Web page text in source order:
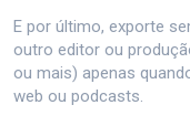
E por último, exporte
outro editor ou
ou mais) apenas
web ou podcasts.